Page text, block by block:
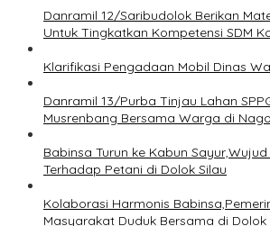
Danramil 12/Saribudolok Berikan
Untuk Tingkatkan Kompetensi SDM
Klarifikasi Pengadaan Mobil Dinas
Danramil 13/Purba Tinjau Lahan
Musrenbang Bersama Warga di
Babinsa Turun ke Kabun
Terhadap Petani di Dolok Silau
Kolaborasi Harmonis
Masyarakat Duduk Bersama di